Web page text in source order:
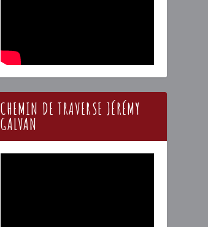
CHEMIN DE TRAVERSE JÉRÉMY
GALVAN